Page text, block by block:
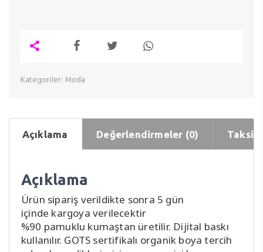
Kategoriler: Moda
Açıklama Değerlendirmeler (0) Taksit
Açıklama
Ürün sipariş verildikte sonra 5 gün
içinde kargoya verilecektir
%90 pamuklu kumaştan üretilir. Dijital baskı
kullanılır. GOTS sertifikalı organik boya tercih